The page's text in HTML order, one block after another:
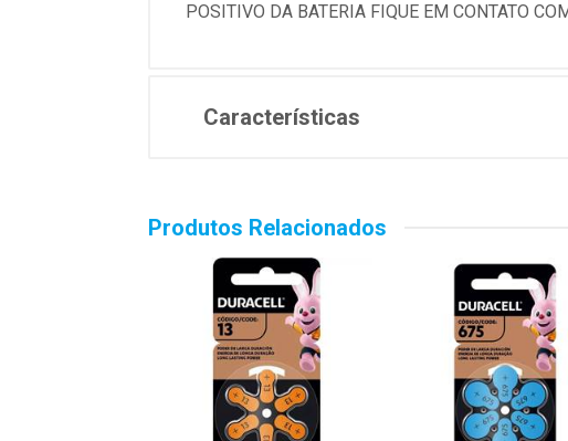
POSITIVO DA BATERIA FIQUE EM CONTATO
Características
Produtos Relacionados